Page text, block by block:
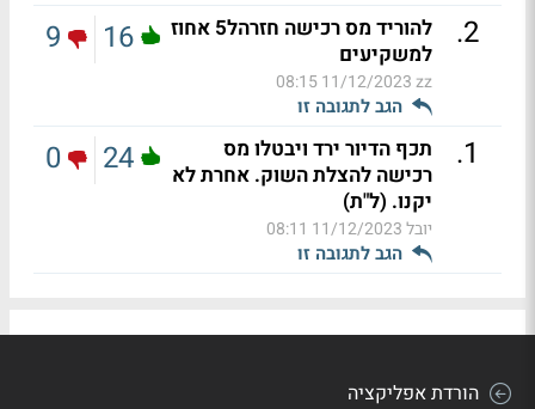
2
.
להוריד מס רכישה חזרהל5 אחוז
למשקיעים
zz
11/12/2023 08:15
הגב לתגובה זו
16
9
1
.
תכף הדיור ירד ויבטלו מס
רכישה להצלת השוק. אחרת לא
יקנו. (ל"ת)
יובל11/12/2023 08:11
הגב לתגובה זו
24
0
הורדת אפליקציה